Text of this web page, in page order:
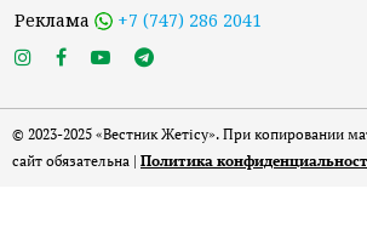
Реклама +7 (747) 286 2041
© 2023-2025 «Вестник Жетісу». При копировании
сайт обязательна | Политика